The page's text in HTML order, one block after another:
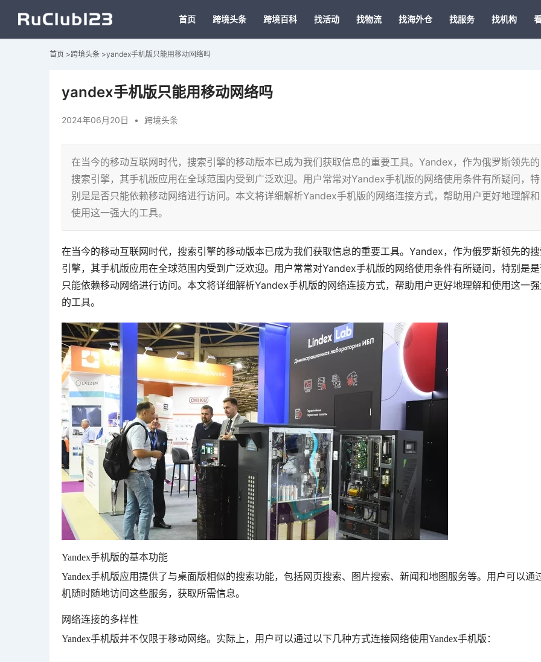
首页 跨境头条 跨境百科 找活动 找物流 找海外仓 找服务 找机构
首页 >跨境头条 >yandex手机版只能用移动网络吗
yandex手机版只能用移动网络吗
2024年06月20日 • 跨境头条
在当今的移动互联网时代，搜索引擎的移动版本已成为我们获取信息的重要工具。Yandex，作为俄罗斯领先的
搜索引擎，其手机版应用在全球范围内受到广泛欢迎。用户常常对Yandex手机版的网络使用条件有所疑问，特
别是是否只能依赖移动网络进行访问。本文将详细解析Yandex手机版的网络连接方式，帮助用户更好地理解和
使用这一强大的工具。
在当今的移动互联网时代，搜索引擎的移动版本已成为我们获取信息的重要工具。Yandex，作为俄罗斯领先的
引擎，其手机版应用在全球范围内受到广泛欢迎。用户常常对Yandex手机版的网络使用条件有所疑问，特别是
只能依赖移动网络进行访问。本文将详细解析Yandex手机版的网络连接方式，帮助用户更好地理解和使用这一
的工具。
Yandex手机版的基本功能
Yandex手机版应用提供了与桌面版相似的搜索功能，包括网页搜索、图片搜索、新闻和地图服务等。用户可以通
机随时随地访问这些服务，获取所需信息。
网络连接的多样性
Yandex手机版并不仅限于移动网络。实际上，用户可以通过以下几种方式连接网络使用Yandex手机版：